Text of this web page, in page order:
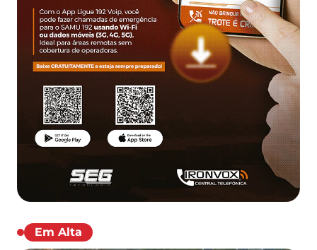
Em Alta